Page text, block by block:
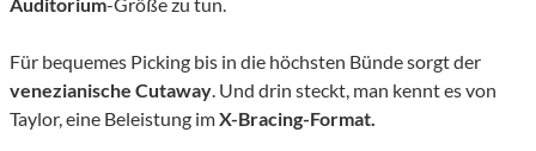
Für bequemes Picking bis in die höchsten Bünde sorgt der
venezianische Cutaway. Und drin steckt, man kennt es von
Taylor, eine Beleistung imX-Bracing-Format.